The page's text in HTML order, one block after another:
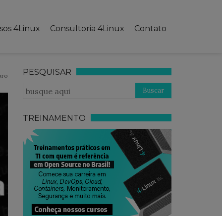
4Linux Consultoria 4Linux Contato
PESQUISAR
TREINAMENTO